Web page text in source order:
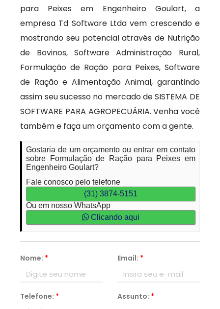
para Peixes em Engenheiro Goulart, a
empresa Td Software Ltda vem crescendo e
mostrando seu potencial através de Nutrição
de Bovinos, Software Administração Rural,
Formulação de Ração para Peixes, Software
de Ração e Alimentação Animal, garantindo
assim seu sucesso no mercado de SISTEMA DE
SOFTWARE PARA AGROPECUÁRIA. Venha você
também e faça um orçamento com a gente.
Gostaria de um orçamento ou entrar em contato
sobre Formulação de Ração para Peixes em
Engenheiro Goulart?
Fale conosco pelo telefone
(31) 3874-5151
Ou em nosso WhatsApp
Clicando aqui
Nome: * Email: *
Telefone: * Assunto: *